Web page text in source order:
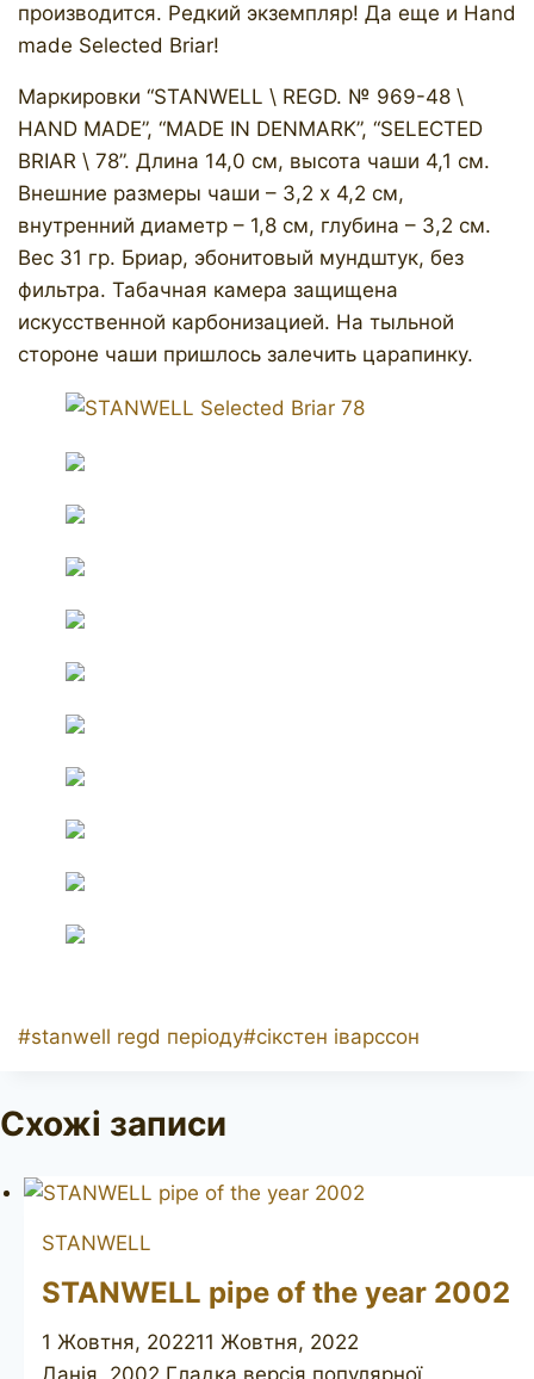
производится. Редкий экземпляр! Да еще и Hand
made Selected Briar!
Маркировки “STANWELL \ REGD. № 969-48 \
HAND MADE”, “MADE IN DENMARK”, “SELECTED
BRIAR \ 78”. Длина 14,0 см, высота чаши 4,1 см.
Внешние размеры чаши – 3,2 х 4,2 см,
внутренний диаметр – 1,8 см, глубина – 3,2 см.
Вес 31 гр. Бриар, эбонитовый мундштук, без
фильтра. Табачная камера защищена
искусственной карбонизацией. На тыльной
стороне чаши пришлось залечить царапинку.
Позначки
#stanwell regd періоду#сікстен іварссон
Схожі записи
STANWELL
STANWELL pipe of the year 2002
1 Жовтня, 202211 Жовтня, 2022